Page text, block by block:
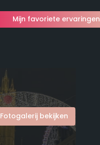
Mijn favoriete ervaringen
Fotogalerij bekijken